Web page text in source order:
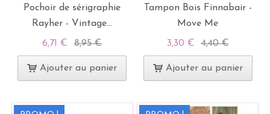
Pochoir de sérigraphie
Rayher - Vintage...
6,71 € 8,95 €
Ajouter au panier
Tampon Bois Finnabair -
Move Me
3,30 € 4,40 €
Ajouter au panier